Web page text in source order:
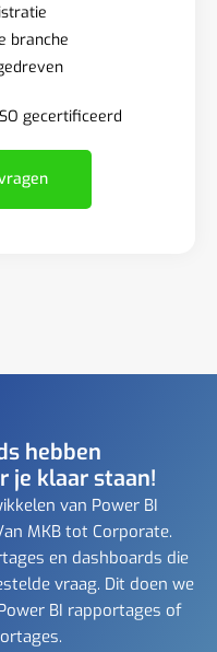
branche
gecertificeerd
hebben
je klaar staan!
van Power BI
MKB tot Corporate.
en dashboards die
vraag. Dit doen we
BI rapportages of